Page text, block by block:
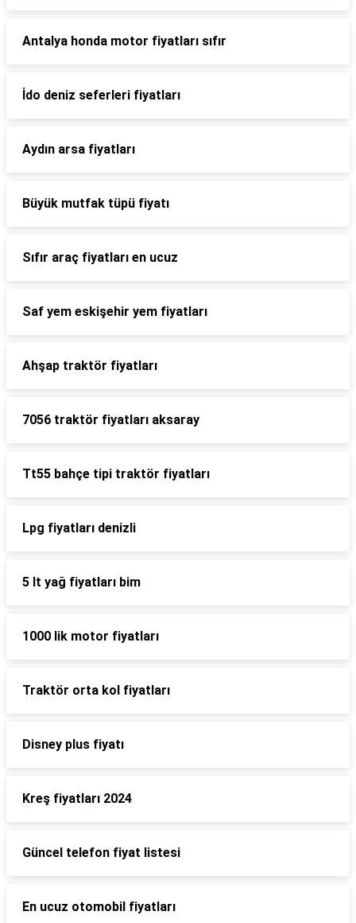
Antalya honda motor fiyatları sıfır
İdo deniz seferleri fiyatları
Aydın arsa fiyatları
Büyük mutfak tüpü fiyatı
Sıfır araç fiyatları en ucuz
Saf yem eskişehir yem fiyatları
Ahşap traktör fiyatları
7056 traktör fiyatları aksaray
Tt55 bahçe tipi traktör fiyatları
Lpg fiyatları denizli
5 lt yağ fiyatları bim
1000 lik motor fiyatları
Traktör orta kol fiyatları
Disney plus fiyatı
Kreş fiyatları 2024
Güncel telefon fiyat listesi
En ucuz otomobil fiyatları